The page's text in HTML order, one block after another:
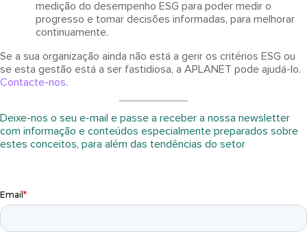
medição do desempenho ESG para poder medir o
progresso e tomar decisões informadas, para melhorar
continuamente.
Se a sua organização ainda não está a gerir os critérios ESG ou
se esta gestão está a ser fastidiosa, a APLANET pode ajudá-lo.
Contacte-nos.
Deixe-nos o seu e-mail e passe a receber a nossa newsletter
com informação e conteúdos especialmente preparados sobre
estes conceitos, para além das tendências do setor